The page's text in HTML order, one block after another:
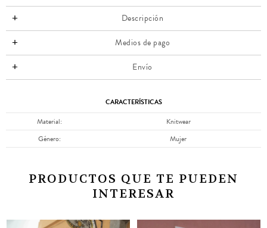
Descripción
Medios de pago
Envío
CARACTERÍSTICAS
Material
Knitwear
Género
Mujer
PRODUCTOS QUE TE PUEDEN
INTERESAR